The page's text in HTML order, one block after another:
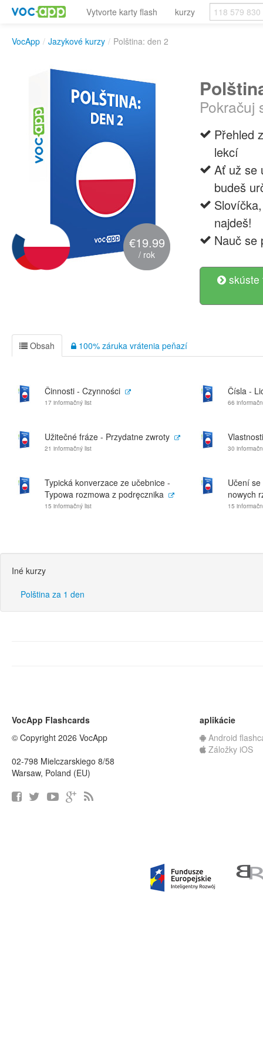
Vytvorte karty flash kurzy
VocApp / Jazykové kurzy / Polština: den 2
€19.99
/ rok
Pokračuj
Přehled
lekcí
Ať už se
budeš
najdeš!
Nauč se
skúste
Obsah 100% záruka vrátenia peňazí
Činnosti - Czynności
17 informačný list
Čísla -
66
Užitečné fráze - Przydatne zwroty
21 informačný list 30
Typická konverzace ze učebnice -
Typowa rozmowa z podręcznika
15 informačný list
Učení
nowych
15
Iné kurzy
Polština za 1 den
VocApp Flashcards
© Copyright 2026 VocApp
02-798 Mielczarskiego 8/58
Warsaw, Poland (EU)
aplikácie
Android
Záložky iOS